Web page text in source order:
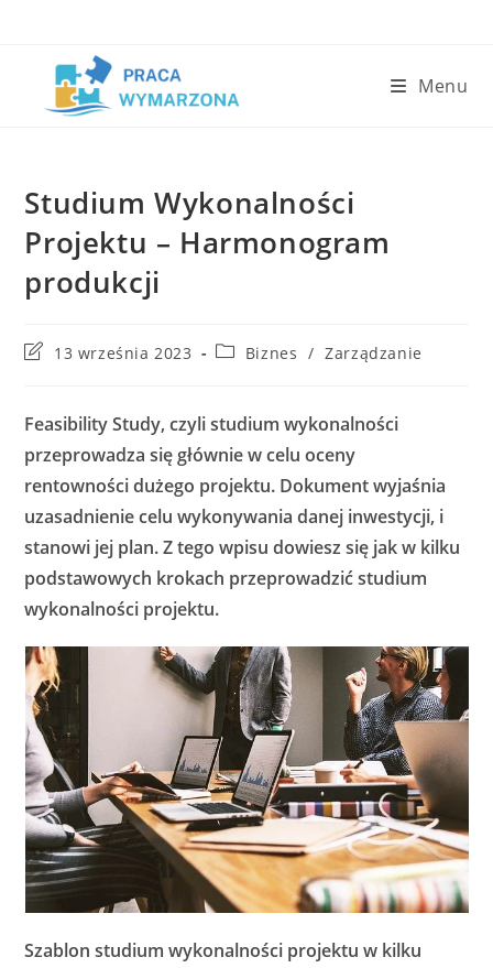
Menu
Studium Wykonalności
Projektu – Harmonogram
produkcji
Post13 września 2023
PostBiznes / Zarządzanie
Feasibility Study, czyli studium wykonalności
przeprowadza się głównie w celu oceny
rentowności dużego projektu. Dokument wyjaśnia
uzasadnienie celu wykonywania danej inwestycji, i
stanowi jej plan. Z tego wpisu dowiesz się jak w kilku
podstawowych krokach przeprowadzić studium
wykonalności projektu.
Szablon studium wykonalności projektu w kilku